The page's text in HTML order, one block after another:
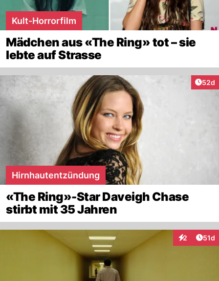
Kult-Horrorfilm
Mädchen aus «The Ring» tot – sie
lebte auf Strasse
52d
Hirnhautentzündung
«The Ring»-Star Daveigh Chase
stirbt mit 35 Jahren
2
Interaktionen
51d